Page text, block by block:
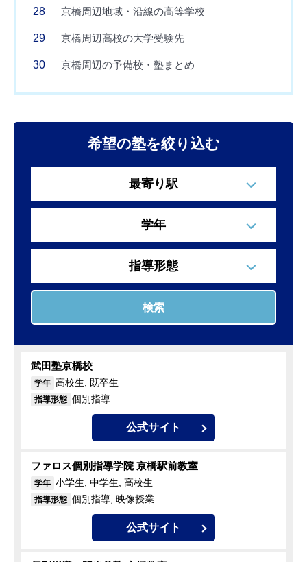
京橋周辺地域・沿線の高等学校
京橋周辺高校の大学受験先
京橋周辺の予備校・塾まとめ
希望の塾を絞り込む
最寄り駅
学年
指導形態
検索
武田塾京橋校
学年 高校生, 既卒生
指導形態 個別指導
公式サイト
ファロス個別指導学院 京橋駅前教室
学年 小学生, 中学生, 高校生
指導形態 個別指導, 映像授業
公式サイト